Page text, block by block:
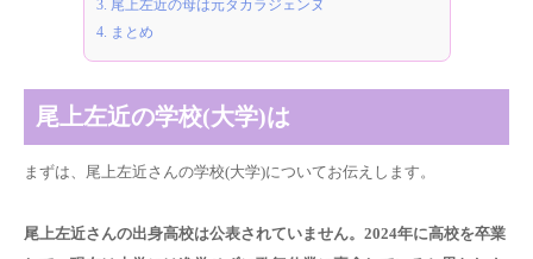
3. 尾上左近の母は元タカラジェンヌ
4. まとめ
尾上左近の学校(大学)は
まずは、尾上左近さんの学校(大学)についてお伝えします。
尾上左近さんの出身高校は公表されていません。2024年に高校を卒業